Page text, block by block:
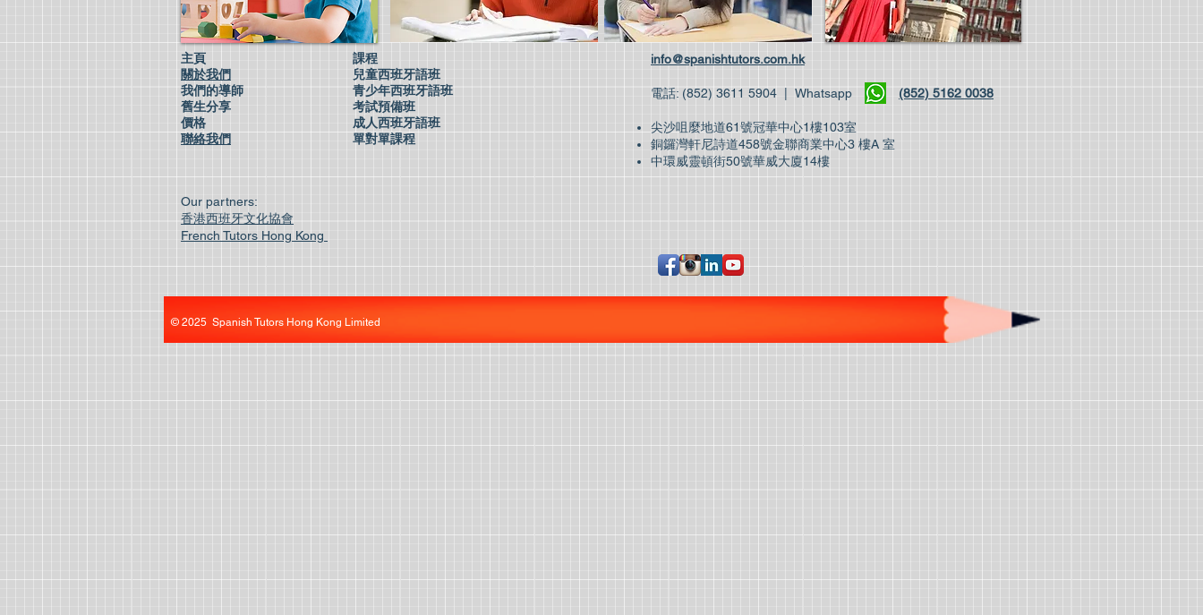
主頁
關於我們
我們的導師
舊生分享
價格
聯絡我們
課程
兒童西班牙語班
青少年西班牙語班
考試預備班
成人西班牙語班
單對單課程
Our partners:
香港西班牙文化協會
French Tutors Hong Kong
info@spanishtutors.com.hk
電話: (852) 3611 5904 | Whatsapp (852) 5162 0038
尖沙咀麼地道61號冠華中心1樓103室
銅鑼灣軒尼詩道458號金聯商業中心3 樓A 室
中環威靈頓街50號華威大廈14樓
© 2025 Spanish Tutors Hong Kong Limited